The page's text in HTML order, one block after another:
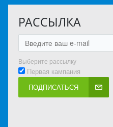
РАССЫЛКА
Выберите рассылку
Первая кампания
ПОДПИСАТЬСЯ